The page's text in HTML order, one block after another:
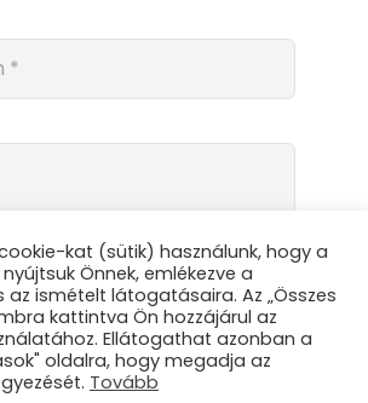
Küldés
kat (sütik) használunk, hogy a
Önnek, emlékezve a
az ismételt látogatásaira. Az „Összes
kattintva Ön hozzájárul az
Ellátogathat azonban a
oldalra, hogy megadja az
Tovább